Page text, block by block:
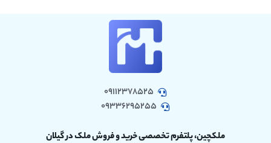
09112378525
09336295255
ملکچین، پلتفرم تخصصی خرید و فروش ملک در گیلان